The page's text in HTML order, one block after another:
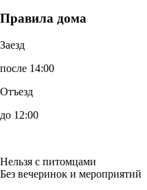
Правила дома
Заезд
после 14:00
Отъезд
до 12:00
Нельзя с питомцами
Без вечеринок и мероприятий